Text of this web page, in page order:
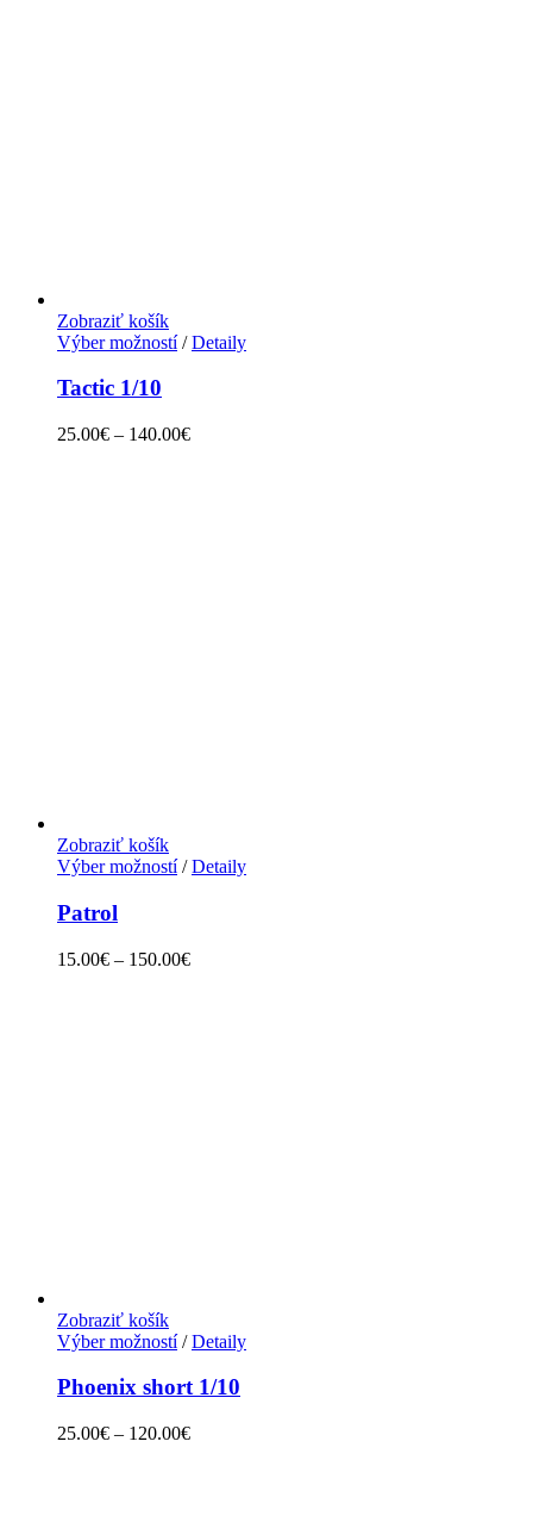
Zobraziť košík
Výber možností/ Detaily
Tactic 1/10
25.00€ – 140.00€
Zobraziť košík
Výber možností/ Detaily
Patrol
15.00€ – 150.00€
Zobraziť košík
Výber možností/ Detaily
Phoenix short 1/10
25.00€ – 120.00€